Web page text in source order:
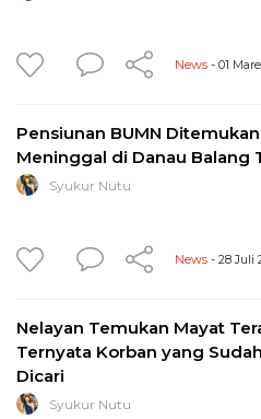
News - 01
Pensiunan BUMN Ditemukan
Meninggal di Danau Balang
Syukur Nutu
News - 28 Juli
Nelayan Temukan Mayat
Ternyata Korban yang
Dicari
Syukur Nutu